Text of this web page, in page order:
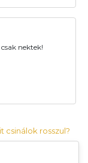
nektek!
csinálok rosszul?